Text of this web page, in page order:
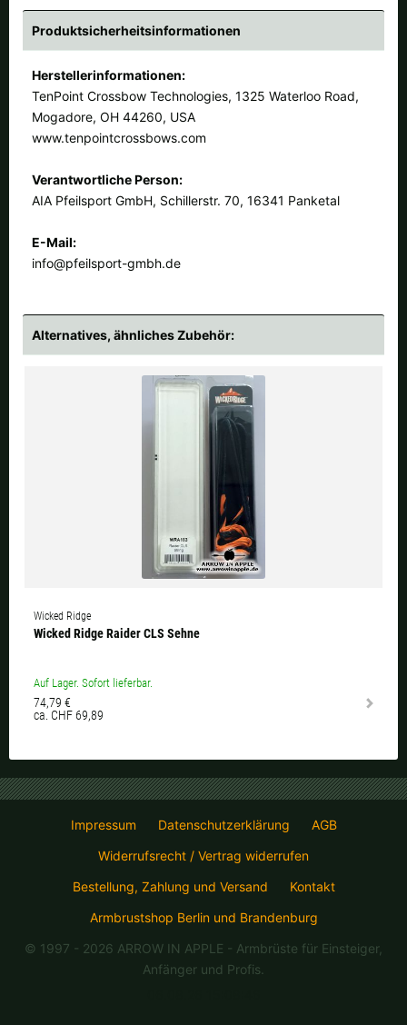
Produktsicherheitsinformationen
Herstellerinformationen:
TenPoint Crossbow Technologies, 1325 Waterloo Road,
Mogadore, OH 44260, USA
www.tenpointcrossbows.com
Verantwortliche Person:
AIA Pfeilsport GmbH, Schillerstr. 70, 16341 Panketal
E-Mail:
info@pfeilsport-gmbh.de
Alternatives, ähnliches Zubehör:
Wicked Ridge
Wicked Ridge Raider CLS Sehne
Auf Lager. Sofort lieferbar.
74,79 €
ca. CHF 69,89
Impressum Datenschutzerklärung
AGB
Widerrufsrecht / Vertrag widerrufen
Bestellung, Zahlung und Versand
Kontakt
Armbrustshop Berlin und Brandenburg
© 1997 - 2026 ARROW IN APPLE - Armbrüste für Einsteiger,
Anfänger und Profis.